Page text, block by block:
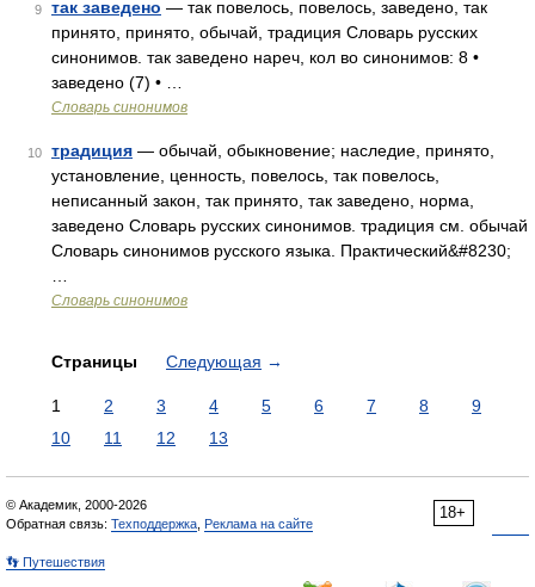
9 так заведено — так повелось, повелось, заведено, так
принято, принято, обычай, традиция Словарь русских
синонимов. так заведено нареч, кол во синонимов: 8 •
заведено (7) • …
Словарь синонимов
10 традиция — обычай, обыкновение; наследие, принято,
установление, ценность, повелось, так повелось,
неписанный закон, так принято, так заведено, норма,
заведено Словарь русских синонимов. традиция см. обычай
Словарь синонимов русского языка. Практический&#8230;
Словарь синонимов
Страницы Следующая →
1 2 3 4 5 6 7 8
9
10
11 12 13
18+
© Академик, 2000-2026
Обратная связь: Техподдержка Реклама на сайте
👣 Путешествия